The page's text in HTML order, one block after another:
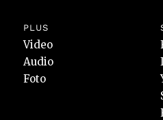
PLUS
Video
Audio
Foto